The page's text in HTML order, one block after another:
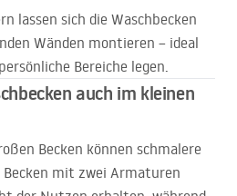
lassen sich die Waschbecken
Wänden montieren – ideal
Bereiche legen.
auch im kleinen
Becken können schmalere
Becken mit zwei Armaturen